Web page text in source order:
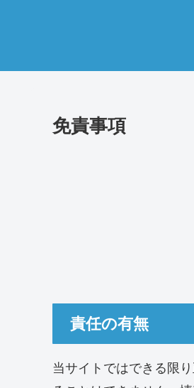
免責事項
責任の有無
当サイトではできる限